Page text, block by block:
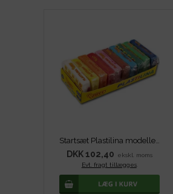
Startsæt Plastilina modellervoks
DKK 102,40
ekskl. moms
Evt. fragt tillægges.